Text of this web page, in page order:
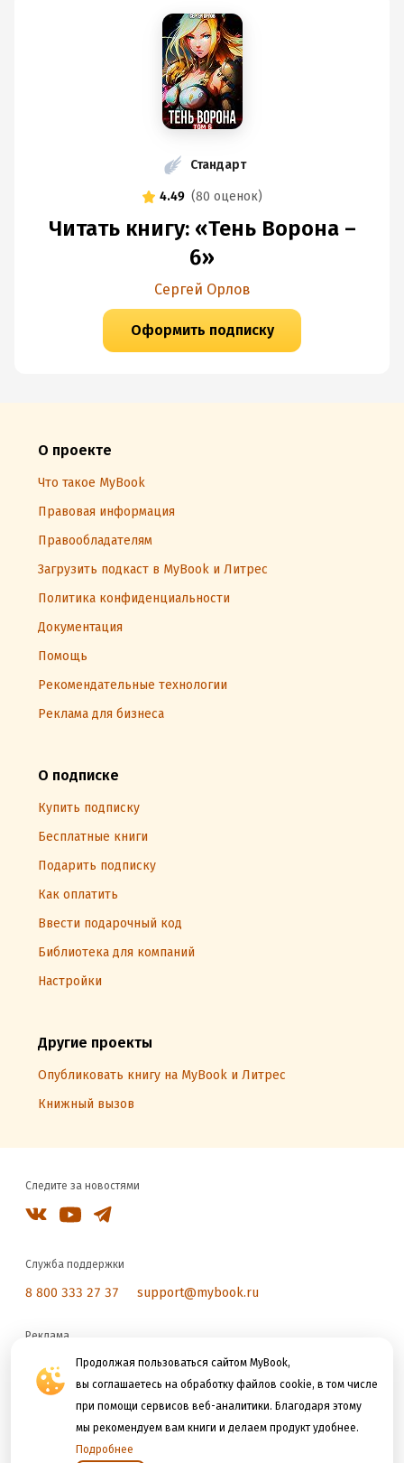
Продолжая пользоваться сайтом MyBook,
вы соглашаетесь на обработку файлов cookie, в том числе
при помощи сервисов веб-аналитики. Благодаря этому
мы рекомендуем вам книги и делаем продукт удобнее.
Подробнее
Стандарт
4.49 (80 оценок)
Читать книгу: «Тень Ворона –
6»
Сергей Орлов
Оформить подписку
О проекте
Что такое MyBook
Правовая информация
Правообладателям
Загрузить подкаст в MyBook и Литрес
Политика конфиденциальности
Документация
Помощь
Рекомендательные технологии
Реклама для бизнеса
О подписке
Купить подписку
Бесплатные книги
Подарить подписку
Как оплатить
Ввести подарочный код
Библиотека для компаний
Настройки
Другие проекты
Опубликовать книгу на MyBook и Литрес
Книжный вызов
Следите за новостями
Служба поддержки
8 800 333 27 37 support@mybook.ru
Реклама
reklama@litres.ru
Мы принимаем к оплате